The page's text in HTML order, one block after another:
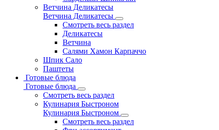
Ветчина Деликатесы
Ветчина Деликатесы
Смотреть весь раздел
Деликатесы
Ветчина
Салями Хамон Карпаччо
Шпик Сало
Паштеты
Готовые блюда
Готовые блюда
Смотреть весь раздел
Кулинария Быстроном
Кулинария Быстроном
Смотреть весь раздел